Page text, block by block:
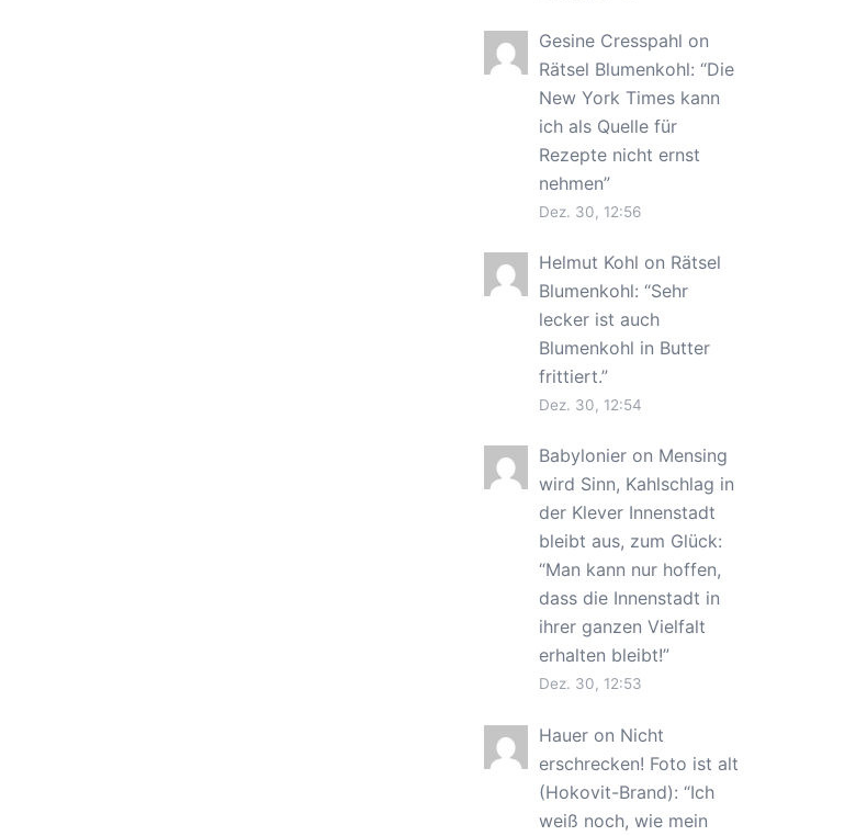
Gesine Cresspahl on
Rätsel Blumenkohl: “Die
New York Times kann
ich als Quelle für
Rezepte nicht ernst
nehmen”
Dez. 30, 12:56
Helmut Kohl on Rätsel
Blumenkohl: “Sehr
lecker ist auch
Blumenkohl in Butter
frittiert.”
Dez. 30, 12:54
Babylonieron Mensing
wird Sinn, Kahlschlag in
der Klever Innenstadt
bleibt aus, zum Glück:
“Man kann nur hoffen,
dass die Innenstadt in
ihrer ganzen Vielfalt
erhalten bleibt!”
Dez. 30, 12:53
Haueron Nicht
erschrecken! Foto ist alt
(Hokovit-Brand): “Ich
weiß noch, wie mein